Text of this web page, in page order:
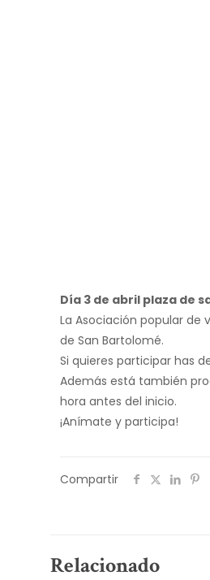
Día 3 de abril plaza de
La Asociación popular de
de San Bartolomé.
Si quieres participar has
Además está también
hora antes del inicio.
¡Anímate y participa!
Compartir
Relacionado